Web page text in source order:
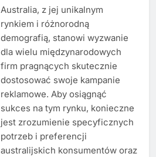
Australia, z jej unikalnym
rynkiem i różnorodną
demografią, stanowi wyzwanie
dla wielu międzynarodowych
firm pragnących skutecznie
dostosować swoje kampanie
reklamowe. Aby osiągnąć
sukces na tym rynku, konieczne
jest zrozumienie specyficznych
potrzeb i preferencji
australijskich konsumentów oraz